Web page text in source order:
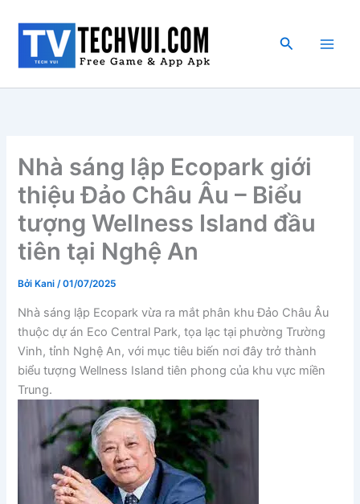
dung
Tìm
Nhà sáng lập Ecopark giới
thiệu Đảo Châu Âu – Biểu
tượng Wellness Island đầu
tiên tại Nghệ An
Bởi Kani/01/07/2025
Nhà sáng lập Ecopark vừa ra mắt phân khu Đảo Châu Âu
thuộc dự án Eco Central Park, tọa lạc tại phường Trường
Vinh, tỉnh Nghệ An, với mục tiêu biến nơi đây trở thành
biểu tượng Wellness Island tiên phong của khu vực miền
Trung.